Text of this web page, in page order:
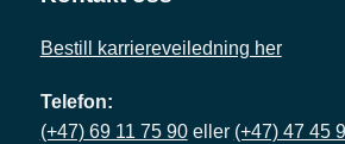
Bestill karriereveiledning her
Telefon:
(+47) 69 11 75 90eller (+47) 47 45